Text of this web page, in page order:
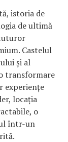
istoria de
de ultimă
Castelul
și al
transformare
experiențe
locația
o
într-un